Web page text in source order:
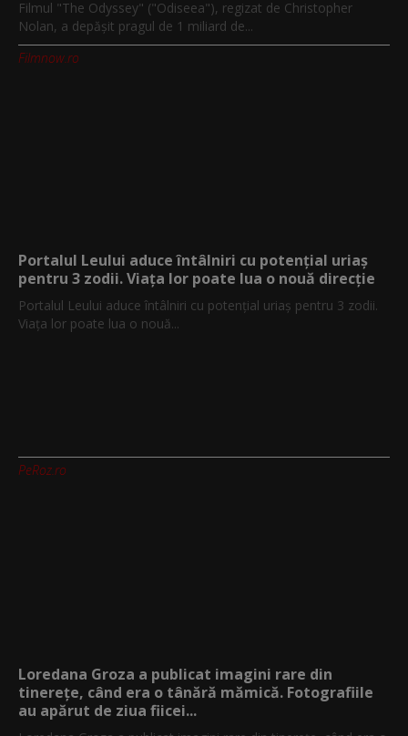
Filmul "The Odyssey" ("Odiseea"), regizat de Christopher
Nolan, a depăşit pragul de 1 miliard de...
Filmnow.ro
Portalul Leului aduce întâlniri cu potențial uriaș
pentru 3 zodii. Viața lor poate lua o nouă direcție
Portalul Leului aduce întâlniri cu potențial uriaș pentru 3 zodii.
Viața lor poate lua o nouă...
PeRoz.ro
Loredana Groza a publicat imagini rare din
tinerețe, când era o tânără mămică. Fotografiile
au apărut de ziua fiicei...